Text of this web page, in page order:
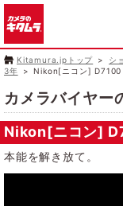
Kitamura.jpトップ シ
3年
Nikon[ニコン] D7100
カメラバイヤー
Nikon[ニコン]
本能を解き放て。